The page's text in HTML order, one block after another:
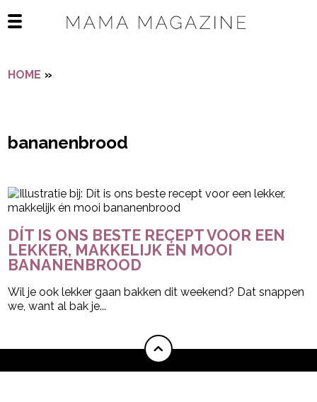
Open het mobiele menu
HOME »
bananenbrood
DÍT IS ONS BESTE RECEPT VOOR EEN
LEKKER, MAKKELIJK ÉN MOOI
BANANENBROOD
Wil je ook lekker gaan bakken dit weekend? Dat snappen
we, want al bak je...